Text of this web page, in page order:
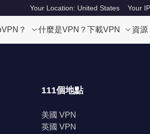
Your Location: United States Your
？ 什麼是VPN？ 下載VPN 資源
111個地點
美國 VPN
英國 VPN